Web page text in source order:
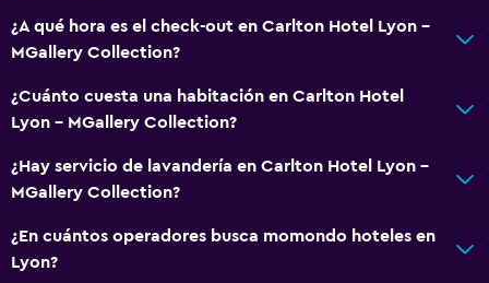
¿A qué hora es el check-out en Carlton Hotel Lyon -
MGallery Collection?
¿Cuánto cuesta una habitación en Carlton Hotel
Lyon - MGallery Collection?
¿Hay servicio de lavandería en Carlton Hotel Lyon -
MGallery Collection?
¿En cuántos operadores busca momondo hoteles en
Lyon?